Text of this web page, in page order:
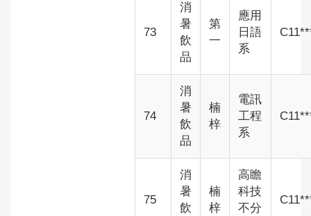
73
消
暑
飲
品
第
一
應用
日語
系
74
消
暑
飲
品
楠
梓
電訊
工程
系
75
消
暑
飲
楠
梓
高瞻
科技
不分